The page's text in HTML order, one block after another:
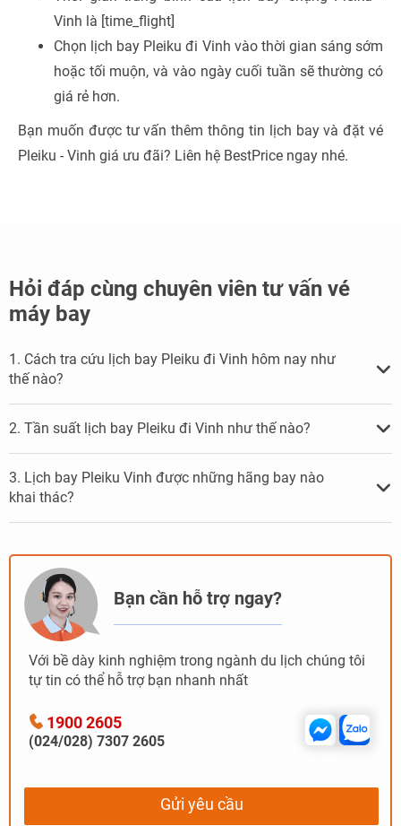
Vinh là [time_flight]
Chọn lịch bay Pleiku đi Vinh vào thời gian sáng sớm
hoặc tối muộn, và vào ngày cuối tuần sẽ thường có
giá rẻ hơn.
Bạn muốn được tư vấn thêm thông tin lịch bay và đặt vé
Pleiku - Vinh giá ưu đãi? Liên hệ BestPrice ngay nhé.
Hỏi đáp cùng chuyên viên tư vấn vé
máy bay
1. Cách tra cứu lịch bay Pleiku đi Vinh hôm nay như
thế nào?
2. Tần suất lịch bay Pleiku đi Vinh như thế nào?
3. Lịch bay Pleiku Vinh được những hãng bay nào
khai thác?
Bạn cần hỗ trợ ngay?
Với bề dày kinh nghiệm trong ngành du lịch chúng tôi
tự tin có thể hỗ trợ bạn nhanh nhất
1900 2605
(024/028) 7307 2605
Gửi yêu cầu